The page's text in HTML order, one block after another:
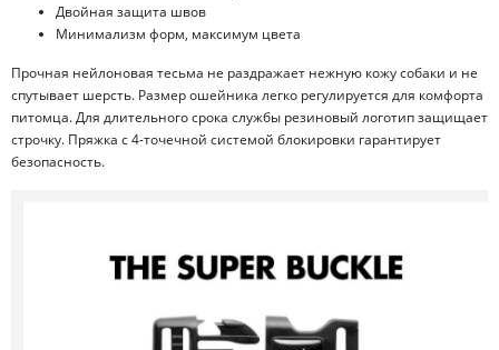
Двойная защита швов
Минимализм форм, максимум цвета
Прочная нейлоновая тесьма не раздражает нежную кожу собаки и не
спутывает шерсть. Размер ошейника легко регулируется для комфорта
питомца. Для длительного срока службы резиновый логотип защищает
строчку. Пряжка с 4-точечной системой блокировки гарантирует
безопасность.